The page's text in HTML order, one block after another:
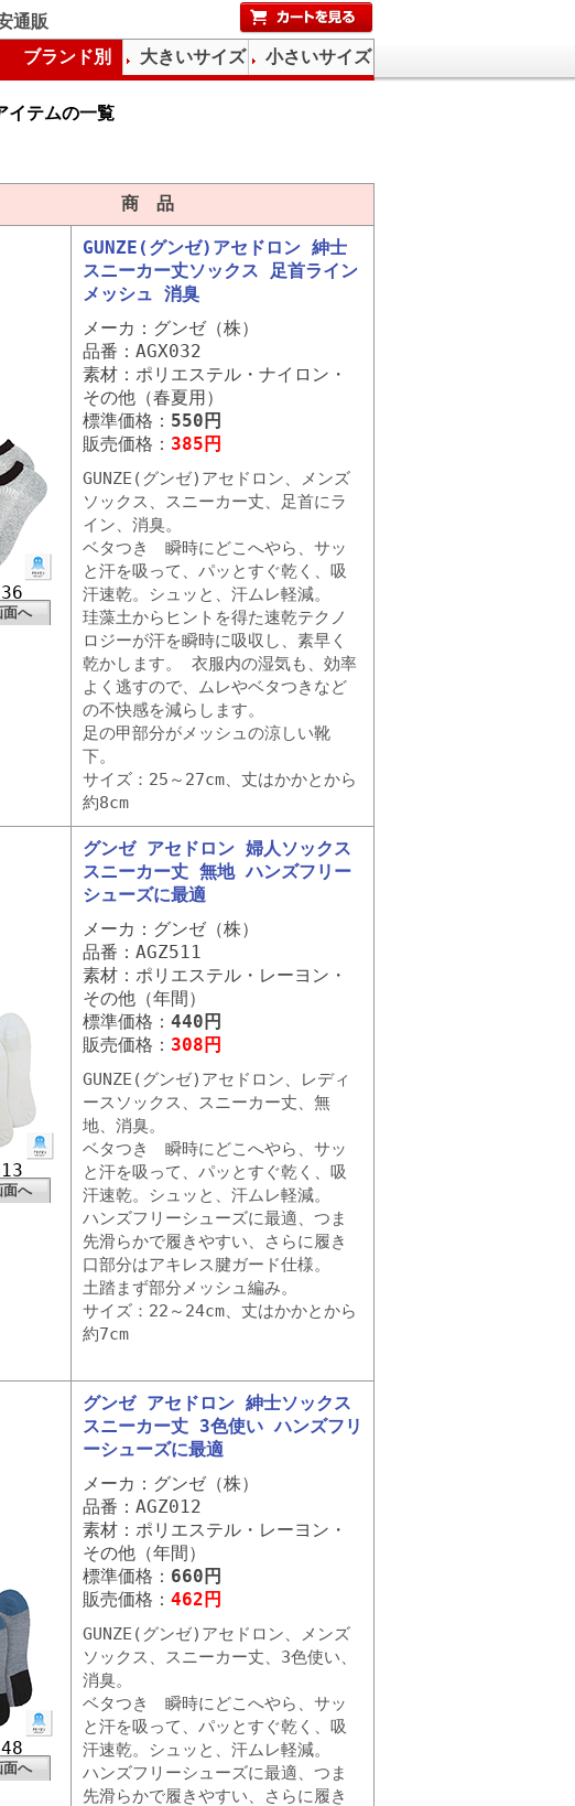
通販
イテムの一覧
商 品
面へ
GUNZE(グンゼ)アセドロン 紳士
スニーカー丈ソックス 足首ライン
メッシュ 消臭
メーカ：グンゼ（株）
品番：AGX032
素材：ポリエステル・ナイロン・
その他（春夏用）
標準価格： 550円
販売価格： 385円
GUNZE(グンゼ)アセドロン、メンズ
ソックス、スニーカー丈、足首にラ
イン、消臭。
ベタつき 瞬時にどこへやら、サッ
と汗を吸って、パッとすぐ乾く、吸
汗速乾。シュッと、汗ムレ軽減。
珪藻土からヒントを得た速乾テクノ
ロジーが汗を瞬時に吸収し、素早く
乾かします。 衣服内の湿気も、効率
よく逃すので、ムレやベタつきなど
の不快感を減らします。
足の甲部分がメッシュの涼しい靴
下。
サイズ：25～27cm、丈はかかとから
約8cm
面へ
グンゼ アセドロン 婦人ソックス
スニーカー丈 無地 ハンズフリー
シューズに最適
メーカ：グンゼ（株）
品番：AGZ511
素材：ポリエステル・レーヨン・
その他（年間）
標準価格： 440円
販売価格： 308円
GUNZE(グンゼ)アセドロン、レディ
ースソックス、スニーカー丈、無
地、消臭。
ベタつき 瞬時にどこへやら、サッ
と汗を吸って、パッとすぐ乾く、吸
汗速乾。シュッと、汗ムレ軽減。
ハンズフリーシューズに最適、つま
先滑らかで履きやすい、さらに履き
口部分はアキレス腱ガード仕様。
土踏まず部分メッシュ編み。
サイズ：22～24cm、丈はかかとから
約7cm
面へ
グンゼ アセドロン 紳士ソックス
スニーカー丈 3色使い ハンズフリ
ーシューズに最適
メーカ：グンゼ（株）
品番：AGZ012
素材：ポリエステル・レーヨン・
その他（年間）
標準価格： 660円
販売価格： 462円
GUNZE(グンゼ)アセドロン、メンズ
ソックス、スニーカー丈、3色使い、
消臭。
ベタつき 瞬時にどこへやら、サッ
と汗を吸って、パッとすぐ乾く、吸
汗速乾。シュッと、汗ムレ軽減。
ハンズフリーシューズに最適、つま
先滑らかで履きやすい、さらに履き
ブランド別 大きいサイズ 小さいサイズ